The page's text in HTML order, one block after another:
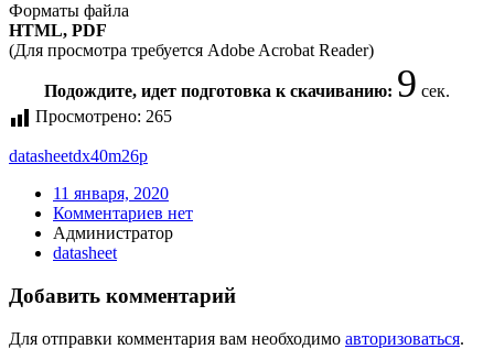
Форматы файла
HTML, PDF
(Для просмотра требуется Adobe Acrobat Reader)
Подождите, идет подготовка к скачиванию: 8 сек.
Просмотрено: 265
datasheetdx40m26p
11 января, 2020
Комментариев нет
Администратор
datasheet
Добавить комментарий
Для отправки комментария вам необходимо авторизоваться.